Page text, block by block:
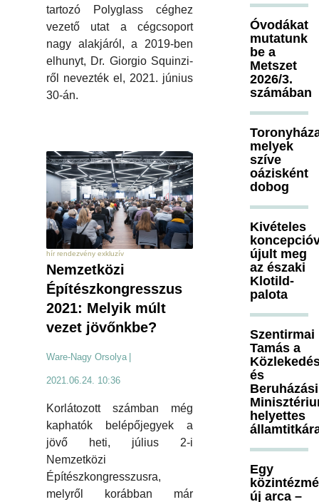
tartozó Polyglass céghez
vezető utat a cégcsoport
nagy alakjáról, a 2019-ben
elhunyt, Dr. Giorgio Squinzi-
ről nevezték el, 2021. június
30-án.
hír rendezvény exkluzív
Nemzetközi
Építészkongresszus
2021: Melyik múlt
vezet jövőnkbe?
Ware-Nagy Orsolya
2021.06.24. 10:36
Korlátozott számban még
kaphatók belépőjegyek a
jövő heti, július 2-i
Nemzetközi
Építészkongresszusra,
melyről korábban már
Óvodákat
mutatunk
be a
Metszet
2026/3.
számában
melyek
szíve
oázisként
dobog
Kivételes
újult meg
az északi
Klotild-
palota
Szentirmai
Tamás a
és
Beruházási
helyettes
Egy
új arca –